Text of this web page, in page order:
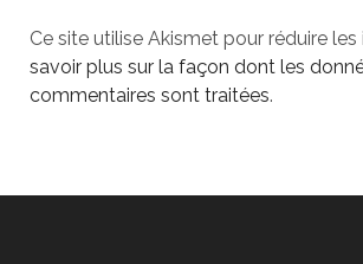
Ce site utilise Akismet pour réduire les
savoir plus sur la façon dont les
commentaires sont traitées.